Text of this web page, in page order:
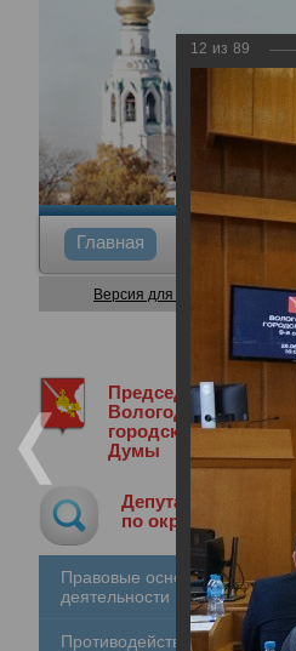
Главная
Версия для слабовидящих
Председатель
Вологодской
городской
Думы
Депутат
по округу
Правовые основы
деятельности
Противодействие
9-я
12 из 89